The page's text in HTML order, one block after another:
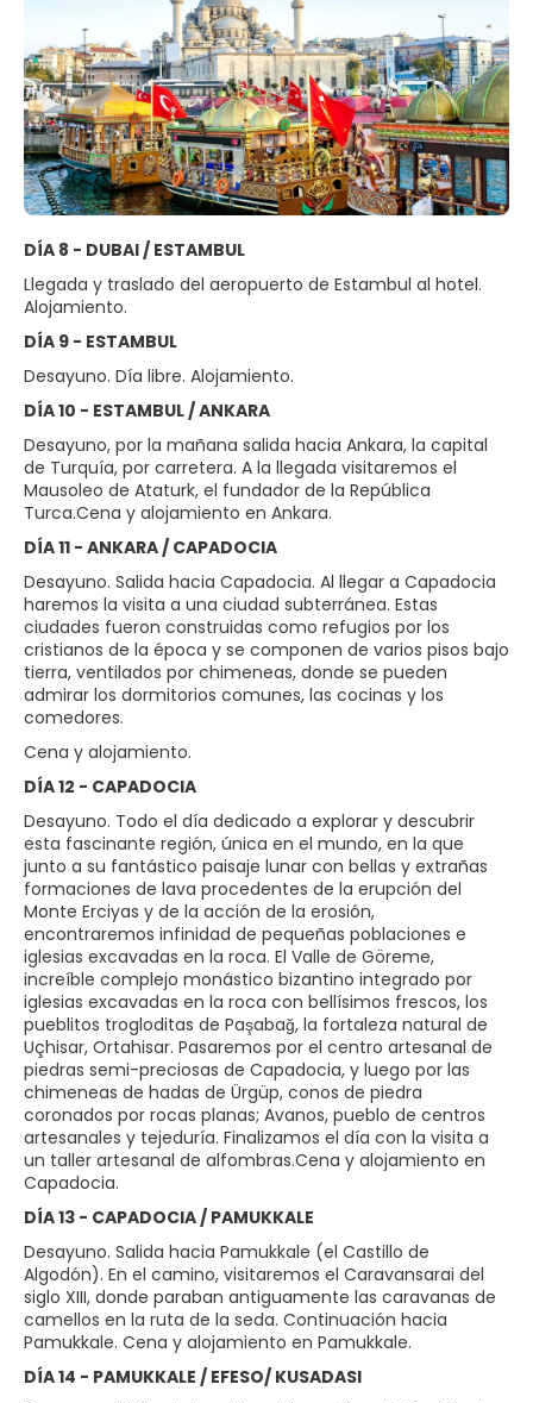
DÍA 8 - DUBAI / ESTAMBUL
Llegada y traslado del aeropuerto de Estambul al hotel.
Alojamiento.
DÍA 9 - ESTAMBUL
Desayuno. Día libre. Alojamiento.
DÍA 10 - ESTAMBUL / ANKARA
Desayuno, por la mañana salida hacia Ankara, la capital
de Turquía, por carretera. A la llegada visitaremos el
Mausoleo de Ataturk, el fundador de la República
Turca.Cena y alojamiento en Ankara.
DÍA 11 - ANKARA / CAPADOCIA
Desayuno. Salida hacia Capadocia. Al llegar a Capadocia
haremos la visita a una ciudad subterránea. Estas
ciudades fueron construidas como refugios por los
cristianos de la época y se componen de varios pisos bajo
tierra, ventilados por chimeneas, donde se pueden
admirar los dormitorios comunes, las cocinas y los
comedores.
Cena y alojamiento.
DÍA 12 - CAPADOCIA
Desayuno. Todo el día dedicado a explorar y descubrir
esta fascinante región, única en el mundo, en la que
junto a su fantástico paisaje lunar con bellas y extrañas
formaciones de lava procedentes de la erupción del
Monte Erciyas y de la acción de la erosión,
encontraremos infinidad de pequeñas poblaciones e
iglesias excavadas en la roca. El Valle de Göreme,
increíble complejo monástico bizantino integrado por
iglesias excavadas en la roca con bellísimos frescos, los
pueblitos trogloditas de Paşabağ, la fortaleza natural de
Uçhisar, Ortahisar. Pasaremos por el centro artesanal de
piedras semi-preciosas de Capadocia, y luego por las
chimeneas de hadas de Ürgüp, conos de piedra
coronados por rocas planas; Avanos, pueblo de centros
artesanales y tejeduría. Finalizamos el día con la visita a
un taller artesanal de alfombras.Cena y alojamiento en
Capadocia.
DÍA 13 - CAPADOCIA / PAMUKKALE
Desayuno. Salida hacia Pamukkale (el Castillo de
Algodón). En el camino, visitaremos el Caravansarai del
siglo XIII, donde paraban antiguamente las caravanas de
camellos en la ruta de la seda. Continuación hacia
Pamukkale. Cena y alojamiento en Pamukkale.
DÍA 14 - PAMUKKALE / EFESO/ KUSADASI